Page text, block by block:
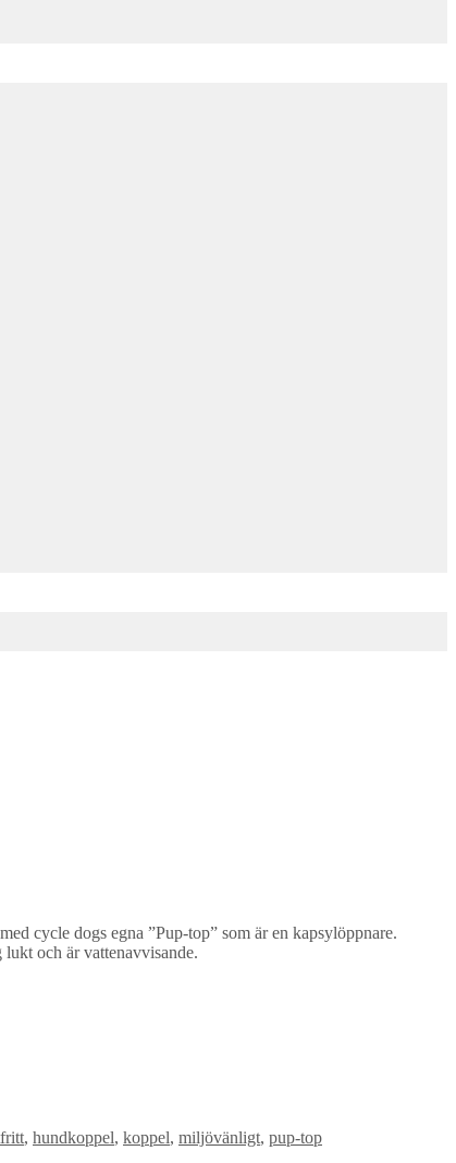
cycle dogs egna ”Pup-top” som är en kapsylöppnare.
och är vattenavvisande.
, hundkoppel, koppel, miljövänligt, pup-top